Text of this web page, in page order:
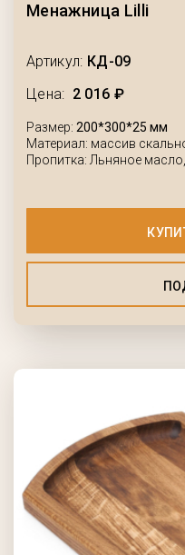
Менажница Lilli
Артикул: КД-09
Цена: 2 016 ₽
Размер: 200*300*25 мм
Материал: массив
Пропитка: Льняное